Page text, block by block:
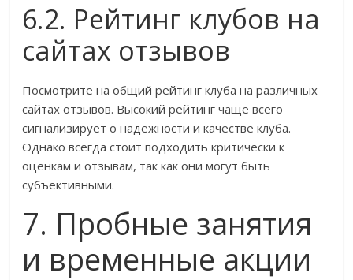
6.2. Рейтинг клубов на
сайтах отзывов
Посмотрите на общий рейтинг клуба на различных
сайтах отзывов. Высокий рейтинг чаще всего
сигнализирует о надежности и качестве клуба.
Однако всегда стоит подходить критически к
оценкам и отзывам, так как они могут быть
субъективными.
7. Пробные занятия
и временные акции